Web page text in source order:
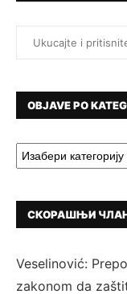
OBJAVE PO
СКОРАШЊИ
Veselinović:
zakonom da